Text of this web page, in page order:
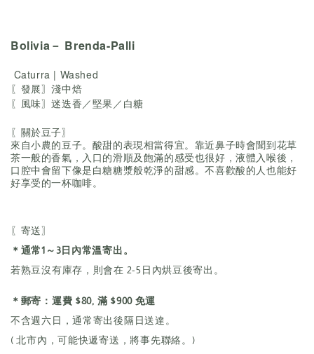
Bolivia－ Brenda-Palli
Caturra | Washed
〖發展〗淺中焙
〖風味〗迷迭香／堅果／白糖
〖關於豆子〗
來自小農的豆子。酸甜的表現相當得宜。靠近鼻子時會聞到花草
茶一般的香氣，入口的滑順及飽滿的感受也很好，液體入喉後，
口腔中會留下像是白糖糖漿般乾淨的甜感。不喜歡酸的人也能好
好享受的一杯咖啡。
〖寄送〗
＊通常1～3日內常溫寄出。
若熟豆沒有庫存，則會在 2-5日內烘豆後寄出。
＊郵寄：運費 $80, 滿 $900 免運
不含週六日，通常寄出後隔日送達。
( 北市內，可能快遞寄送，將事先聯絡。)